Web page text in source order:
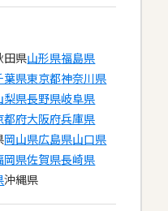
田県山形県福島県
葉県東京都神奈川県
梨県長野県岐阜県
都府大阪府兵庫県
岡山県広島県山口県
岡県佐賀県長崎県
沖縄県